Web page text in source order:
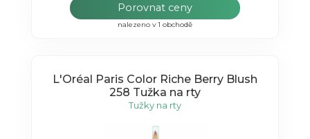
Porovnat ceny
nalezeno v 1 obchodě
L'Oréal Paris Color Riche Berry Blush
258 Tužka na rty
Tužky na rty